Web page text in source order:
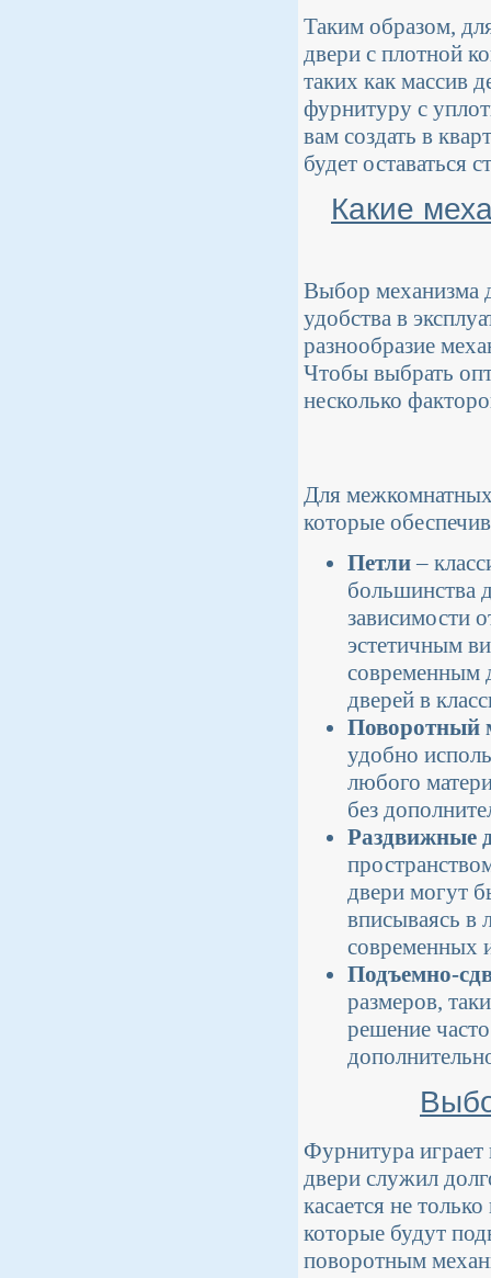
Таким образом,
двери с плотной
таких как массив
фурнитуру с
вам создать в
будет оставаться
Какие
Выбор механизма
удобства в
разнообразие
Чтобы выбрать
несколько
Для
которые
Петли–
большинства
зависимости
эстетичным
современным
дверей в
Поворотный
удобно
любого
без
Раздвижные
двери могут
вписываясь в
современных
Подъемно-
размеров,
решение
Фурнитура
двери служил
касается не
которые будут
поворотным